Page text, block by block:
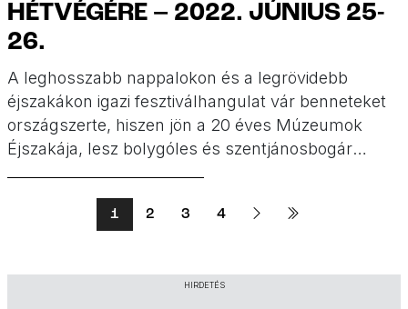
HÉTVÉGÉRE – 2022. JÚNIUS 25-
26.
A leghosszabb nappalokon és a legrövidebb
éjszakákon igazi fesztiválhangulat vár benneteket
országszerte, hiszen jön a 20 éves Múzeumok
Éjszakája, lesz bolygóles és szentjánosbogár
különleges, repülő járművek és gyerekbúcsú is.
1 2 3 4
HIRDETÉS